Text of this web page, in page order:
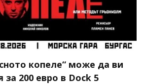
копеле“ може да ви
за 200 евро в Dock 5